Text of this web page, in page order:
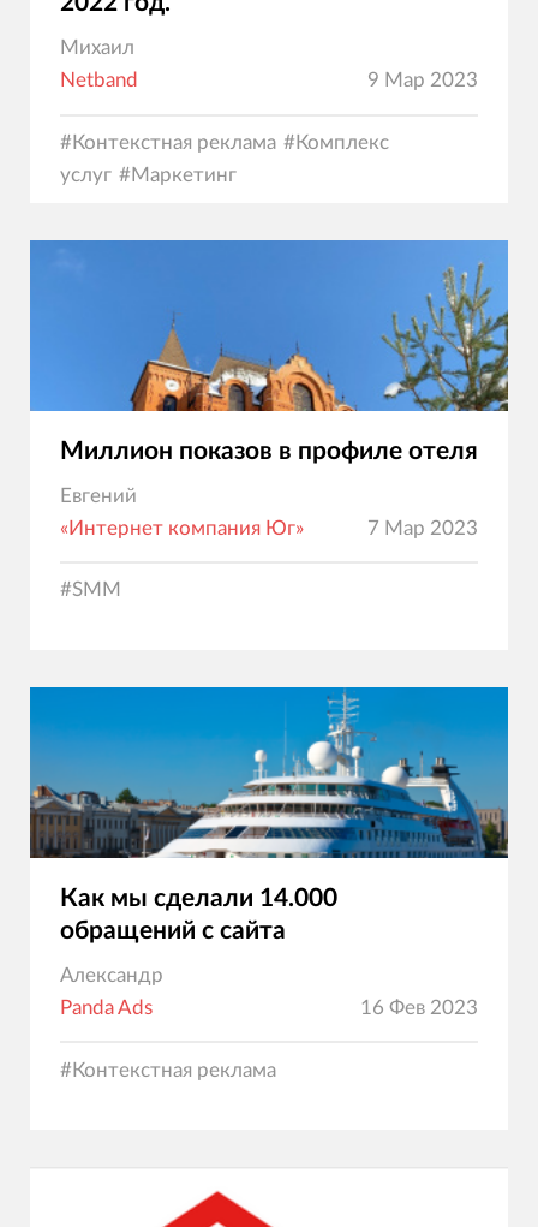
Михаил
Netband
9 Мар 2023
#Контекстная реклама #Комплекс
услуг #Маркетинг
Миллион показов в профиле отеля
Евгений
«Интернет компания Юг»
7 Мар 2023
#SMM
Как мы сделали 14.000
обращений с сайта
Александр
Panda Ads
16 Фев 2023
#Контекстная реклама